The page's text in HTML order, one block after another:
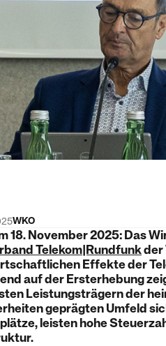
WKO
18. November 2025: Das
Telekom|Rundfunkder
Effekte der
auf der Ersterhebung
Leistungsträgern der
geprägten Umfeld
leisten hohe